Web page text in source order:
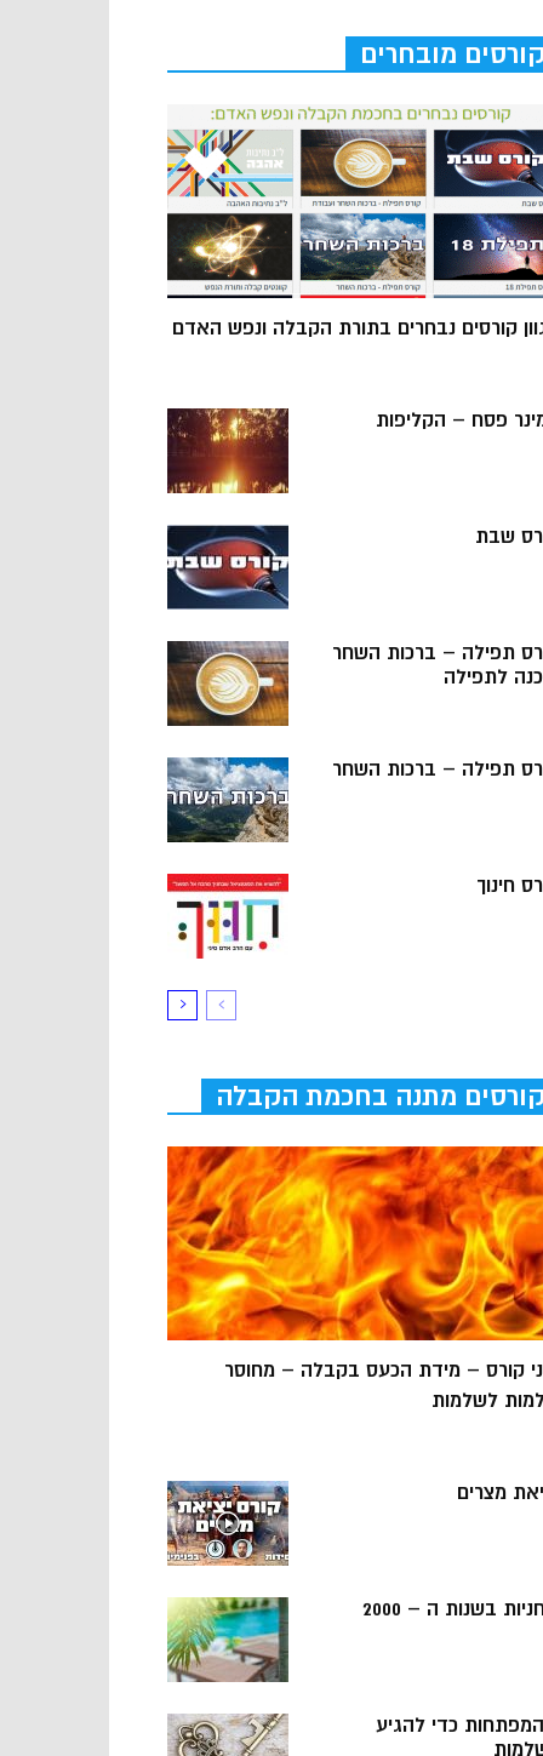
קורסים מובחרים
קורסים נבחרים בתורת הקבלה ונפש האדם
פסח – הקליפות
שבת
תפילה – ברכות השחר
לתפילה
תפילה – ברכות השחר
חינוך
קורסים מתנה בחכמת הקבלה
קורס – מידת הכעס בקבלה – מחוסר
לשלמות
מצרים
בשנות ה – 2000
5 המפתחות כדי להגיע